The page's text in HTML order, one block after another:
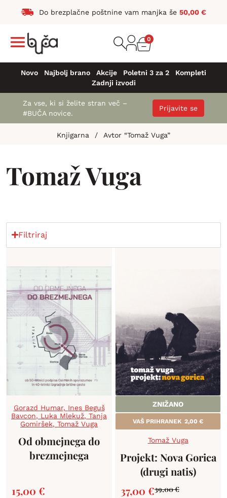
Do brezplačne poštnine vam manjka še 50,00 €
0
Novo Najbolj brano Akcije Poletni 3 za 2
Kompleti
Zadnji izvodi
Za vse, ki si želite stran več –
#BUČA novice.
Prijavite se
Knjigarna / Avtor “Tomaž Vuga”
Tomaž Vuga
Filtriraj
Gorazd Humar, Ines Beguš
Bavcon, Luka Mlekuž, Tanja
Gomiršek, Tomaž Vuga
Od obmejnega do
brezmejnega
15,00 €
ZNIŽANO
VAŠ PRIHRANEK 2,00 €
Tomaž Vuga
Projekt: Nova Gorica
(drugi natis)
39,00€
37,00 €